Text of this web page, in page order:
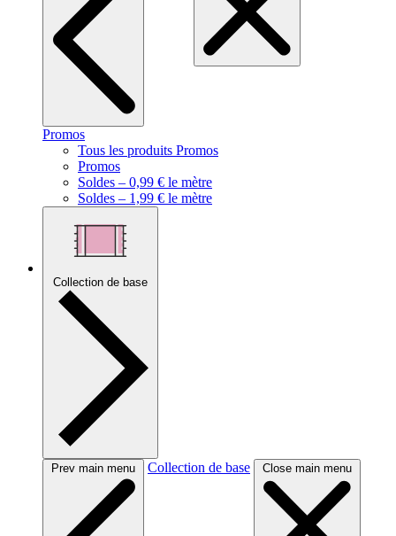
Promos
Tous les produits Promos
Promos
Soldes – 0,99 € le mètre
Soldes – 1,99 € le mètre
Collection de base
Prev main menu Collection de base Close main menu